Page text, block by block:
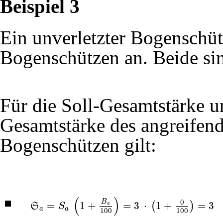
Beispiel 3
Ein unverletzter
Bogenschützen an. Beide
Für die Soll-Gesamtstärke
Gesamtstärke des
Bogenschützen gilt:
Sa = Sa (1 + Ba
100 ) = 3 ⋅ (1 +
0
100 ) = 3
=Sa(1 +B a100 = 3⋅ 1+ 0100 =